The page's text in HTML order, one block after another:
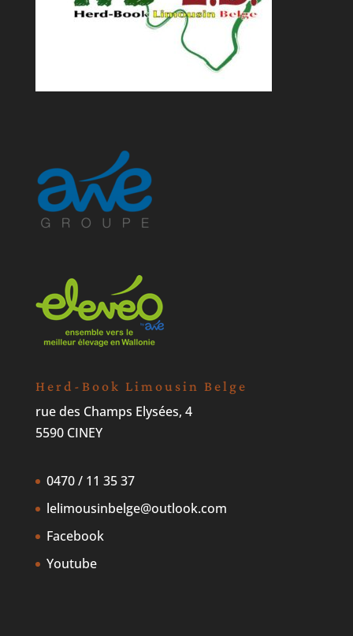
Herd-Book Limousin Belge
rue des Champs Elysées, 4
5590 CINEY
0470 / 11 35 37
lelimousinbelge@outlook.com
Facebook
Youtube